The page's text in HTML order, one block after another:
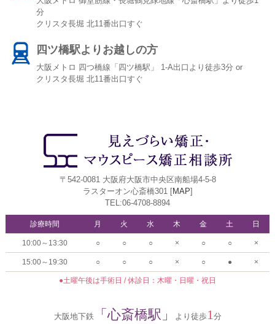
分
クリスタ長堀 北11番出口すぐ
四ツ橋駅よりお越しの方
大阪メトロ 四つ橋線「四ツ橋駅」 1-A出口より徒歩3分 or
クリスタ長堀 北11番出口すぐ
〒542-0081 大阪府大阪市中央区南船場4-5-8
ラスターオン心斎橋301 [MAP]
TEL:06-4708-8894
診療時間 月 火 水 木 金 土 日
10:00～13:30 ○ ○ ○ × ○ ○ ×
15:00～19:30 ○ ○ ○ × ○ ● ×
●土曜午後は手術日 / 休診日：木曜・日曜・祝日
大阪地下鉄 「心斎橋駅」 より徒歩1 分